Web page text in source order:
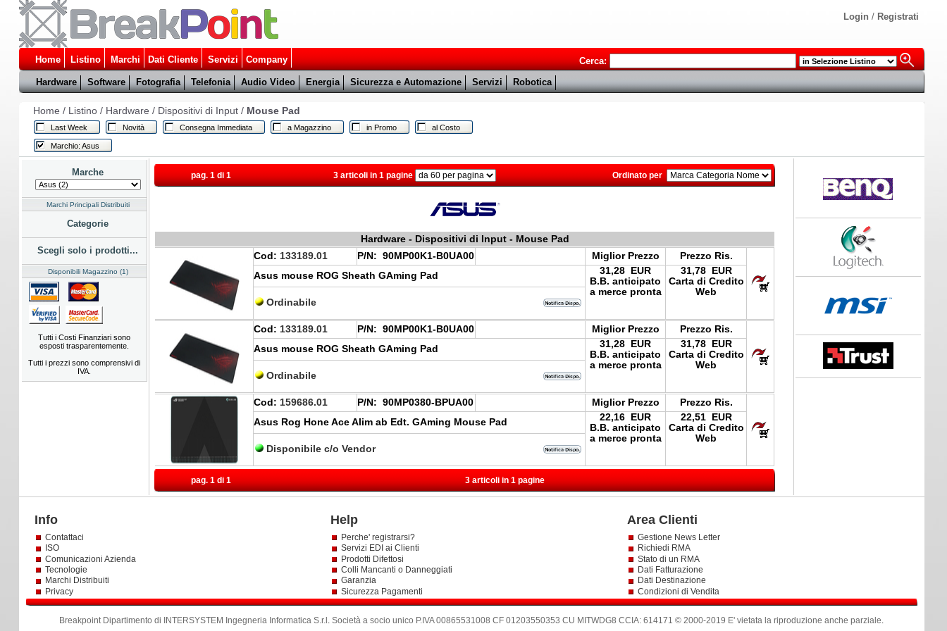
Login / Registrati
Home Listino Marchi Dati Cliente Servizi Company
Cerca:
Hardware
Software Fotografia Telefonia Audio Video Energia Sicurezza e Automazione Servizi Robotica
Home / Listino/ Hardware / Dispositivi di Input/ Mouse Pad
Last Week Novità Consegna Immediata a Magazzino in Promo al Costo
Marchio: Asus
Marche
Marchi Principali Distribuiti
Categorie
Scegli solo i prodotti...
Disponibili Magazzino (1)
Tutti i Costi Finanziari sono
esposti trasparentemente.
Tutti i prezzi sono comprensivi di
IVA.
pag. 1 di 1 3 articoli in 1 pagine Ordinato per
Hardware - Dispositivi di Input - Mouse Pad
Cod: 133189.01 P/N: 90MP00K1-B0UA00 Miglior Prezzo
Prezzo Ris.
Asus mouse ROG Sheath GAming Pad
31,28 EUR
B.B. anticipato
a merce pronta
31,78 EUR
Carta di Credito
Web
Ordinabile
Cod: 133189.01 P/N: 90MP00K1-B0UA00 Miglior Prezzo
Prezzo Ris.
Asus mouse ROG Sheath GAming Pad
31,28 EUR
B.B. anticipato
a merce pronta
31,78 EUR
Carta di Credito
Web
Ordinabile
Cod: 159686.01 P/N: 90MP0380-BPUA00 Miglior Prezzo
Prezzo Ris.
Asus Rog Hone Ace Alim ab Edt. GAming Mouse Pad
22,16 EUR
B.B. anticipato
a merce pronta
22,51 EUR
Carta di Credito
Web
Disponibile c/o Vendor
pag. 1 di 1 3 articoli in 1 pagine
Info Help Area Clienti
Contattaci
ISO
Comunicazioni Azienda
Tecnologie
Marchi Distribuiti
Privacy
Perche' registrarsi?
Servizi EDI ai Clienti
Prodotti Difettosi
Colli Mancanti o Danneggiati
Garanzia
Sicurezza Pagamenti
Gestione News Letter
Richiedi RMA
Stato di un RMA
Dati Fatturazione
Dati Destinazione
Condizioni di Vendita
Breakpoint Dipartimento di INTERSYSTEM Ingegneria Informatica S.r.l . Società a socio unico P.IVA 00865531008 CF 01203550353 CU MITWDG8 CCIA: 614171 © 2000-2019 E' vietata la riproduzione anche parziale.